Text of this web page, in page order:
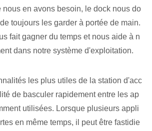
nous en avons besoin, le dock nous do
toujours les garder à portée de main.
fait gagner du temps et nous aide‍ à n
dans⁤ notre système d'exploitation.
les plus utiles de la station d'acc
de basculer rapidement entre les ap
utilisées. Lorsque plusieurs appli
en même temps, il peut être fastidie